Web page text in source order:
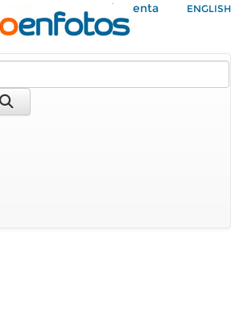
Mi Cuenta ENGLISH